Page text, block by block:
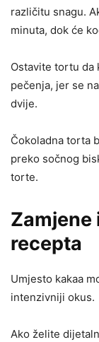
različitu snagu.
minuta, dok će
Ostavite tortu da
pečenja, jer se
dvije.
Čokoladna torta
preko sočnog
torte.
Zamjene
recepta
Umjesto kakaa
intenzivniji okus.
Ako želite